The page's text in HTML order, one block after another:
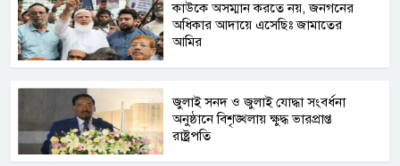
কাউকে অসম্মান করতে নয়, জনগনের
অধিকার আদায়ে এসেছিঃ জামাতের
আমির
জুলাই সনদ ও জুলাই যোদ্ধা সংবর্ধনা
অনুষ্ঠানে বিশৃঙ্খলায় ক্ষুদ্ধ ভারপ্রাপ্ত
রাষ্ট্রপতি